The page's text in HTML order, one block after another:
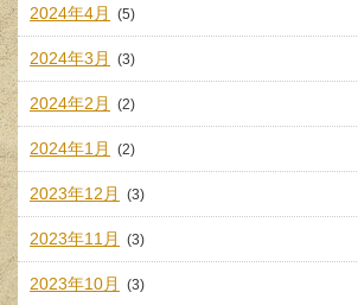
2024年4月 (5)
2024年3月 (3)
2024年2月 (2)
2024年1月 (2)
2023年12月 (3)
2023年11月 (3)
2023年10月 (3)